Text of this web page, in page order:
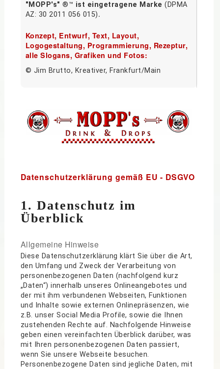
"MOPP's"®™ ist eingetragene Marke(DPMA
AZ: 30 2011 056 015).
Konzept, Entwurf, Text, Layout,
Logogestaltung, Programmierung, Rezeptur,
alle Slogans, Grafiken und Fotos:
© Jim Brutto, Kreativer, Frankfurt/Main
Datenschutzerklärung gemäß EU - DSGVO
1. Datenschutz im
Überblick
Allgemeine Hinweise
Diese Datenschutzerklärung klärt Sie über die Art,
den Umfang und Zweck der Verarbeitung von
personenbezogenen Daten (nachfolgend kurz
„Daten“) innerhalb unseres Onlineangebotes und
der mit ihm verbundenen Webseiten, Funktionen
und Inhalte sowie externen Onlinepräsenzen, wie
z.B. unser Social Media Profile, sowie die Ihnen
zustehenden Rechte auf. Nachfolgende Hinweise
geben einen vereinfachten Überblick darüber, was
mit Ihren personenbezogenen Daten passiert,
wenn Sie unsere Webseite besuchen.
Personenbezogene Daten sind jegliche Daten, mit